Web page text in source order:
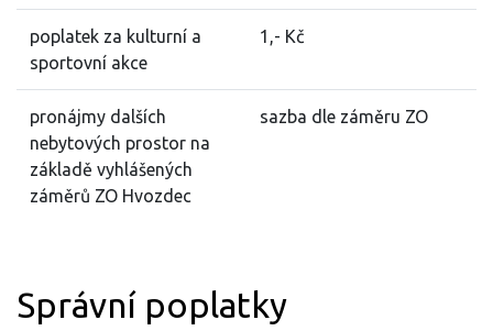
poplatek za kulturní a
sportovní akce
1,- Kč
pronájmy dalších
nebytových prostor na
základě vyhlášených
záměrů ZO Hvozdec
sazba dle záměru ZO
Správní poplatky